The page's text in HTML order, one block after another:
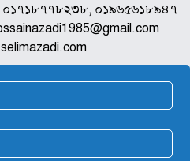
০১৭১৮৭৭৮২৩৮, ০১৯৬৫৬১৮৯৪৭
selimazadi.com